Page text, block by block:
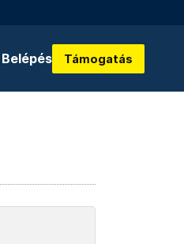
Belépés Támogatás